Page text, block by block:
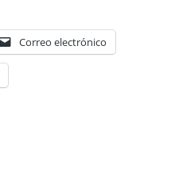
Correo electrónico